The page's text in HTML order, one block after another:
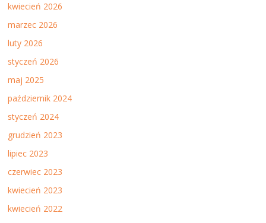
kwiecień 2026
marzec 2026
luty 2026
styczeń 2026
maj 2025
październik 2024
styczeń 2024
grudzień 2023
lipiec 2023
czerwiec 2023
kwiecień 2023
kwiecień 2022